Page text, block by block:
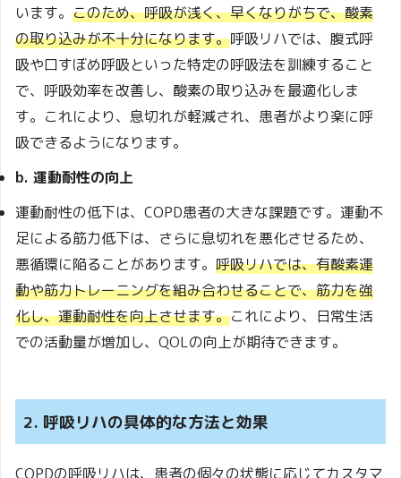
います。 このため、呼吸が浅く、早くなりがちで、酸素
の取り込みが不十分になります。呼吸リハでは、腹式呼
吸や口すぼめ呼吸といった特定の呼吸法を訓練すること
で、呼吸効率を改善し、酸素の取り込みを最適化しま
す。これにより、息切れが軽減され、患者がより楽に呼
吸できるようになります。
b. 運動耐性の向上
運動耐性の低下は、COPD患者の大きな課題です。運動不
足による筋力低下は、さらに息切れを悪化させるため、
悪循環に陥ることがあります。 呼吸リハでは、有酸素運
動や筋力トレーニングを組み合わせることで、筋力を強
化し、運動耐性を向上させます。これにより、日常生活
での活動量が増加し、QOLの向上が期待できます。
2. 呼吸リハの具体的な方法と効果
COPDの呼吸リハは、患者の個々の状態に応じてカスタマ